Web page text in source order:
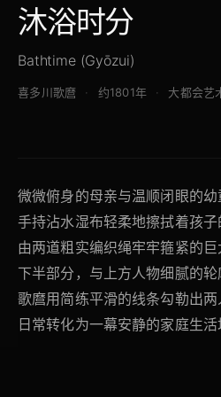
沐浴时分
Bathtime (Gyōzui)
喜多川歌麿 约1801年 大都会艺
微微俯身的母亲与温顺闭眼的
手持沾水湿布轻柔地擦拭着孩
由两道粗实编织绳牢牢箍紧的
下半部分，与上方人物细腻的
歌麿用简练平滑的线条勾勒出
日常转化为一幕安静的家庭生活